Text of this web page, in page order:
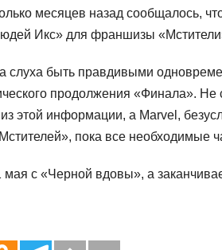
месяцев назад сообщалось,
Икс» для франшизы
слуха быть правдивыми
продолжения «Финала». Не
этой информации, а Marvel,
пока все необходимые
мая с «Черной вдовы», а